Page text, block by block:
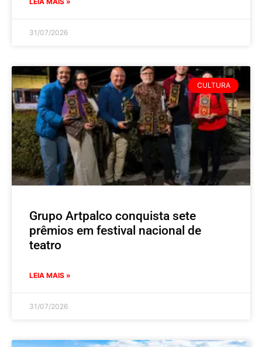
31/07/2026
CULTURA
Grupo Artpalco conquista sete
prêmios em festival nacional de
teatro
LEIA MAIS »
31/07/2026